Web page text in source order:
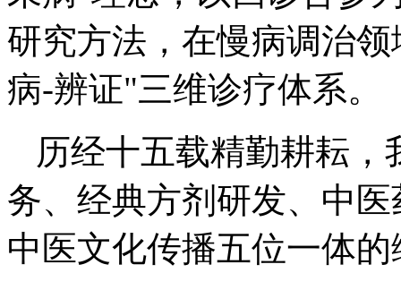
研究方法，在慢病调治
病-辨证"三维诊疗体系。
历经十五载精勤耕耘
务、经典方剂研发、中
中医文化传播五位一体